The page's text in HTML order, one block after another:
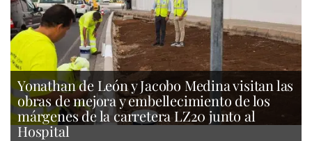
Yonathan de León y Jacobo Medina visitan las
obras de mejora y embellecimiento de los
márgenes de la carretera LZ20 junto al
Hospital